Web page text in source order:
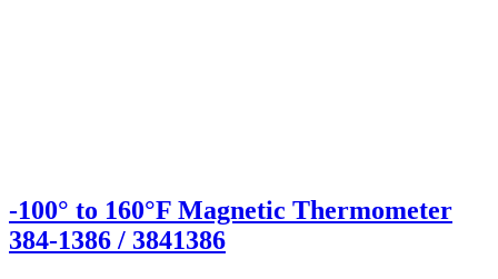
-100° to 160°F Magnetic Thermometer
384-1386 / 3841386